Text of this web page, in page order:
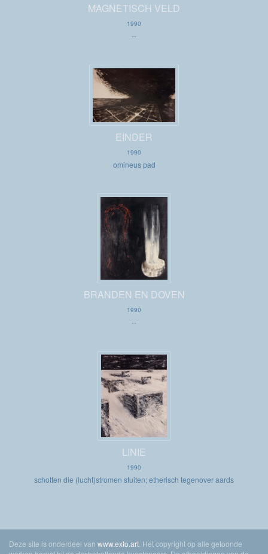
MAGNETISCH VELD
1990
--
EINDER
1990
omineus pad
BRANDEN EN DOVEN
1990
--
LINIE
1990
schotten die (lucht)stromen stuiten; etherisch tegenover aards
Deze site is onderdeel van www.exto.art . Het copyright op alle getoonde